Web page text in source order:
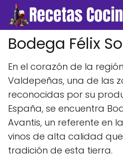
Bodega Félix
En el corazón de la
Valdepeñas, una de las
reconocidas por su
España, se encuentra
Avantis, un referente en
vinos de alta calidad
tradición de esta tierra.